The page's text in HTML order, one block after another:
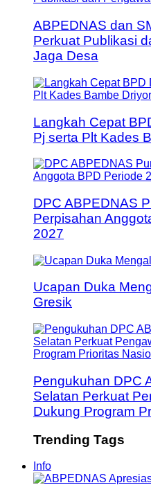
ABPEDNAS dan
Perkuat Publikasi
Jaga Desa
Langkah Cepat
Pj serta Plt Kades
DPC ABPEDNAS
Perpisahan
2027
Ucapan Duka
Gresik
Pengukuhan DPC
Selatan Perkuat
Dukung Program
Trending Tags
Info